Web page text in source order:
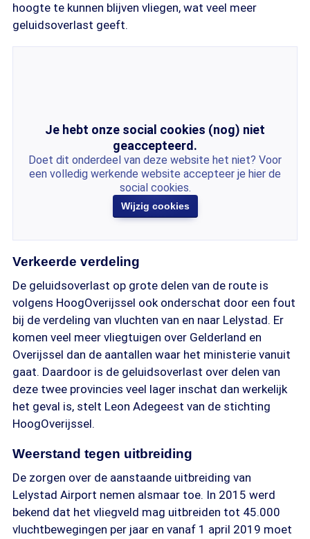
hoogte te kunnen blijven vliegen, wat veel meer
geluidsoverlast geeft.
Je hebt onze social cookies (nog) niet
geaccepteerd.
Doet dit onderdeel van deze website het niet? Voor
een volledig werkende website accepteer je hier de
social cookies.
Wijzig cookies
Verkeerde verdeling
De geluidsoverlast op grote delen van de route is
volgens HoogOverijssel ook onderschat door een fout
bij de verdeling van vluchten van en naar Lelystad. Er
komen veel meer vliegtuigen over Gelderland en
Overijssel dan de aantallen waar het ministerie vanuit
gaat. Daardoor is de geluidsoverlast over delen van
deze twee provincies veel lager inschat dan werkelijk
het geval is, stelt Leon Adegeest van de stichting
HoogOverijssel.
Weerstand tegen uitbreiding
De zorgen over de aanstaande uitbreiding van
Lelystad Airport nemen alsmaar toe. In 2015 werd
bekend dat het vliegveld mag uitbreiden tot 45.000
vluchtbewegingen per jaar en vanaf 1 april 2019 moet